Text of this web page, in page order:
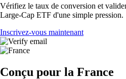
Vérifiez le taux de conversion et
Large-Cap ETF d'une simple pression.
Inscrivez-vous maintenant
Conçu pour la France